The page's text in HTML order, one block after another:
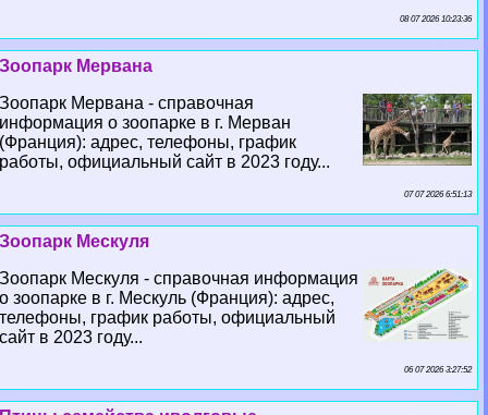
08 07 2026 10:23:36
Зоопарк Мервана
Зоопарк Мервана - справочная
информация о зоопарке в г. Мерван
(Франция): адрес, телефоны, график
работы, официальный сайт в 2023 году...
07 07 2026 6:51:13
Зоопарк Мескуля
Зоопарк Мескуля - справочная информация
о зоопарке в г. Мескуль (Франция): адрес,
телефоны, график работы, официальный
сайт в 2023 году...
06 07 2026 3:27:52